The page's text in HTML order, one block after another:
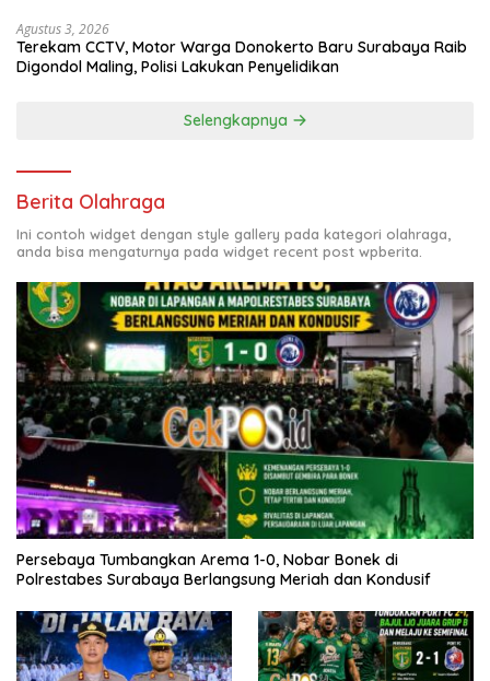
Agustus 3, 2026
Terekam CCTV, Motor Warga Donokerto Baru Surabaya Raib
Digondol Maling, Polisi Lakukan Penyelidikan
Selengkapnya
Berita Olahraga
Ini contoh widget dengan style gallery pada kategori olahraga,
anda bisa mengaturnya pada widget recent post wpberita.
Persebaya Tumbangkan Arema 1-0, Nobar Bonek di
Polrestabes Surabaya Berlangsung Meriah dan Kondusif